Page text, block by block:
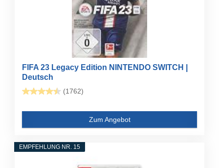
FIFA 23 Legacy Edition NINTENDO SWITCH |
Deutsch
(1762)
Zum Angebot
EMPFEHLUNG NR. 15